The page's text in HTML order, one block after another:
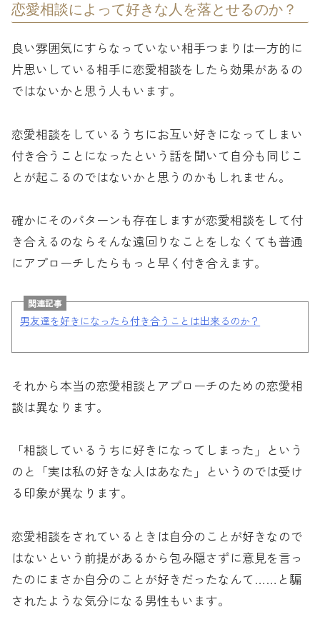
恋愛相談によって好きな人を落とせるのか？
良い雰囲気にすらなっていない相手つまりは一方的に
片思いしている相手に恋愛相談をしたら効果があるの
ではないかと思う人もいます。
恋愛相談をしているうちにお互い好きになってしまい
付き合うことになったという話を聞いて自分も同じこ
とが起こるのではないかと思うのかもしれません。
確かにそのパターンも存在しますが恋愛相談をして付
き合えるのならそんな遠回りなことをしなくても普通
にアプローチしたらもっと早く付き合えます。
関連記事
男友達を好きになったら付き合うことは出来るのか？
それから本当の恋愛相談とアプローチのための恋愛相
談は異なります。
「相談しているうちに好きになってしまった」という
のと「実は私の好きな人はあなた」というのでは受け
る印象が異なります。
恋愛相談をされているときは自分のことが好きなので
はないという前提があるから包み隠さずに意見を言っ
たのにまさか自分のことが好きだったなんて……と騙
されたような気分になる男性もいます。